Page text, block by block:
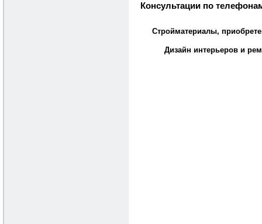
Консультации по
Стройматериалы,
Дизайн интерьеров и